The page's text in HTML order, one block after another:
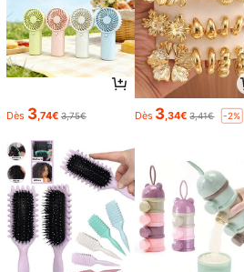
Dès 3,74€ 3,75€ Dès 3 ,34€ 3,41€ -2%